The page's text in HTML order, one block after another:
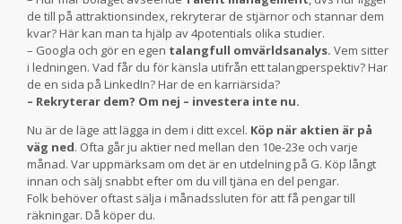
de till på attraktionsindex, rekryterar de stjärnor och stannar dem
kvar? Här kan man ta hjälp av 4potentials olika studier.
– Googla och gör en egen talangfull omvärldsanalys. Vem sitter
i ledningen. Vad får du för känsla utifrån ett talangperspektiv? Har
de en sida på LinkedIn? Har de en karriärsida?
– Rekryterar dem? Om nej – investera inte nu.
Nu är de läge att lägga in dem i ditt excel. Köp när aktien är på
väg ned. Ofta går ju aktier ned mellan den 10e-23e och varje
månad. Var uppmärksam om det är en utdelning på G. Köp långt
innan och sälj snabbt efter om du vill tjäna en del pengar.
Folk behöver oftast sälja i månadssluten för att få pengar till
räkningar. Då köper du.